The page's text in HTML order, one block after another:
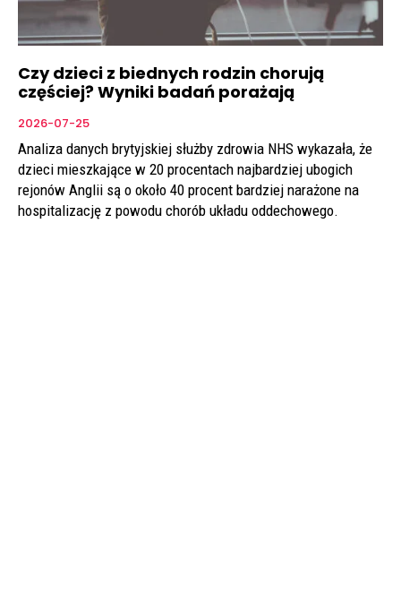
Czy dzieci z biednych rodzin chorują
częściej? Wyniki badań porażają
2026-07-25
Analiza danych brytyjskiej służby zdrowia NHS wykazała, że
dzieci mieszkające w 20 procentach najbardziej ubogich
rejonów Anglii są o około 40 procent bardziej narażone na
hospitalizację z powodu chorób układu oddechowego.